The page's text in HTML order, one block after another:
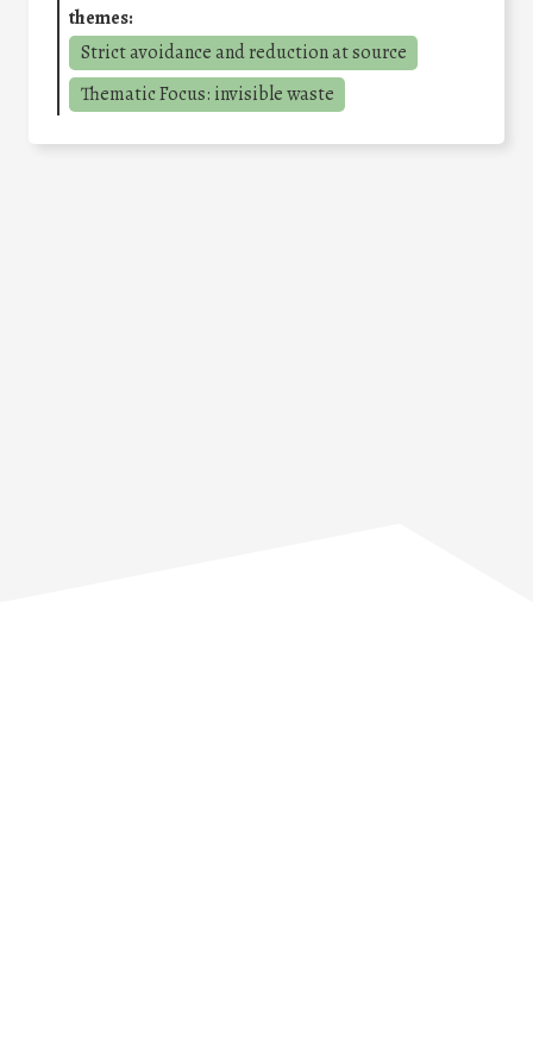
themes:
Strict avoidance and reduction at source
Thematic Focus: invisible waste